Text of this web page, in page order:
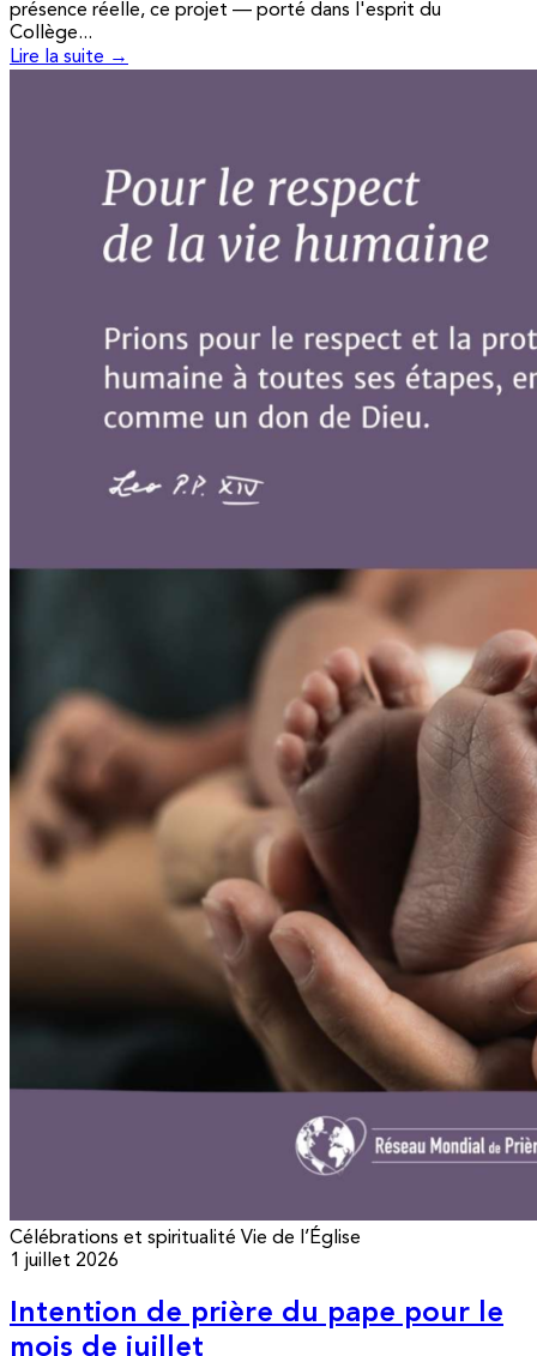
présence réelle, ce projet — porté dans l'esprit du
Collège...
Lire la suite →
Célébrations et spiritualité Vie de l’Église
1 juillet 2026
Intention de prière du pape pour le
mois de juillet